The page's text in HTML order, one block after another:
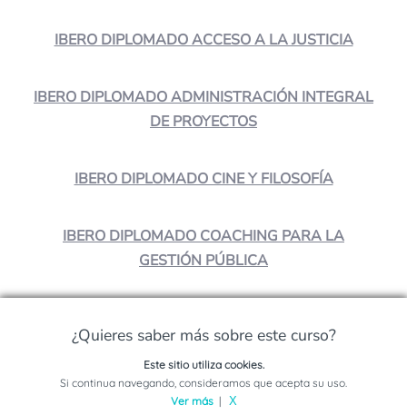
IBERO DIPLOMADO ACCESO A LA JUSTICIA
IBERO DIPLOMADO ADMINISTRACIÓN INTEGRAL
DE PROYECTOS
IBERO DIPLOMADO CINE Y FILOSOFÍA
IBERO DIPLOMADO COACHING PARA LA
GESTIÓN PÚBLICA
¿Crees que es interesante?
¡Compártelo!
¿Quieres saber más sobre este curso?
Solicita información sobre este programa
Este sitio utiliza cookies.
Si continua navegando, consideramos que acepta su uso.
Ver más| X